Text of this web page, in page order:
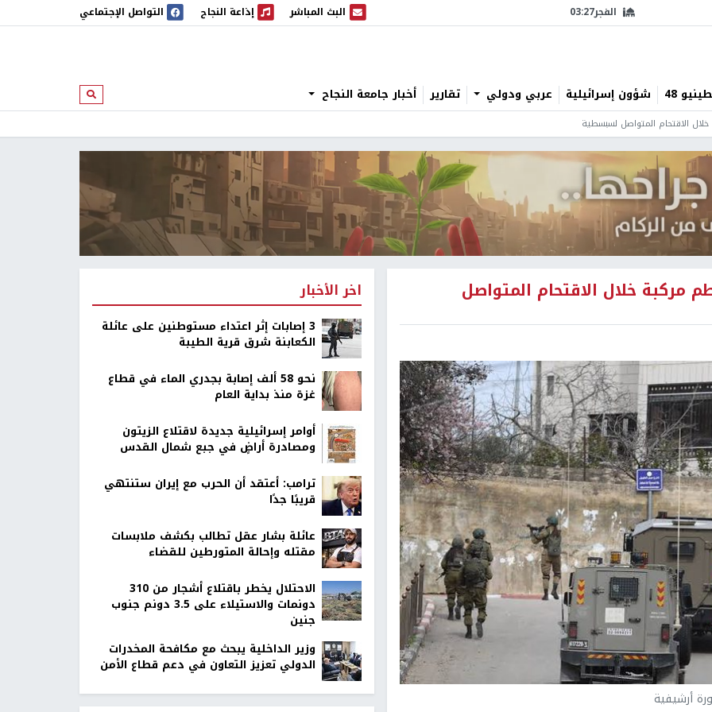
الفجر03:27 البث المباشر
البث المباشر إذاعة النجاح
إذاعة النجاح التواصل الإجتماعي
48 شؤون إسرائيلية عربي ودولي تقارير أخبار جامعة النجاح ابحث
الاقتحام المتواصل لسبسطية
مركبة خلال الاقتحام المتواصل
أرشيفية
اخر الأخبار
‏3 إصابات إثر اعتداء مستوطنين على عائلة
الكعابنة شرق قرية الطيبة
نحو 58 ألف إصابة بجدري الماء في قطاع
غزة منذ بداية العام
أوامر إسرائيلية جديدة لاقتلاع الزيتون
ومصادرة أراضٍ في جبع شمال القدس
ترامب: أعتقد أن الحرب مع إيران ستنتهي
قريبًا جدًا
عائلة بشار عقل تطالب بكشف ملابسات
مقتله وإحالة المتورطين للقضاء
الاحتلال يخطر باقتلاع أشجار من 310
دونمات والاستيلاء على 3.5 دونم جنوب
جنين
وزير الداخلية يبحث مع مكافحة المخدرات
الدولي تعزيز التعاون في دعم قطاع الأمن